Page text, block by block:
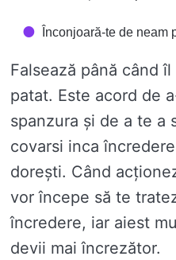
Înconjoară-te de neam
Falsează până când
patat. Este acord de
spanzura și de a te a
covarsi inca
dorești. Când
vor începe să te
încredere, iar aiest
devii mai încrezător.